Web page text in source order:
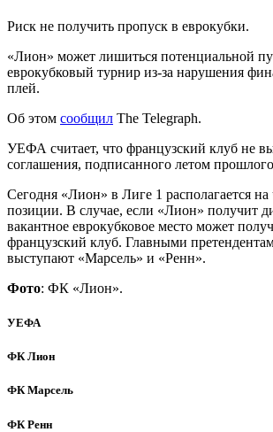
Риск не получить пропуск в еврокубки.
«Лион» может лишиться потенциальной
еврокубковый турнир из-за нарушения
плей.
Об этом сообщил The Telegraph.
УЕФА считает, что французский клуб не
соглашения, подписанного летом
Сегодня «Лион» в Лиге 1 располагается на
позиции. В случае, если «Лион» получит
вакантное еврокубковое место может
французский клуб. Главными
выступают «Марсель» и «Ренн».
Фото: ФК «Лион».
УЕФА
ФК Лион
ФК Марсель
ФК Ренн